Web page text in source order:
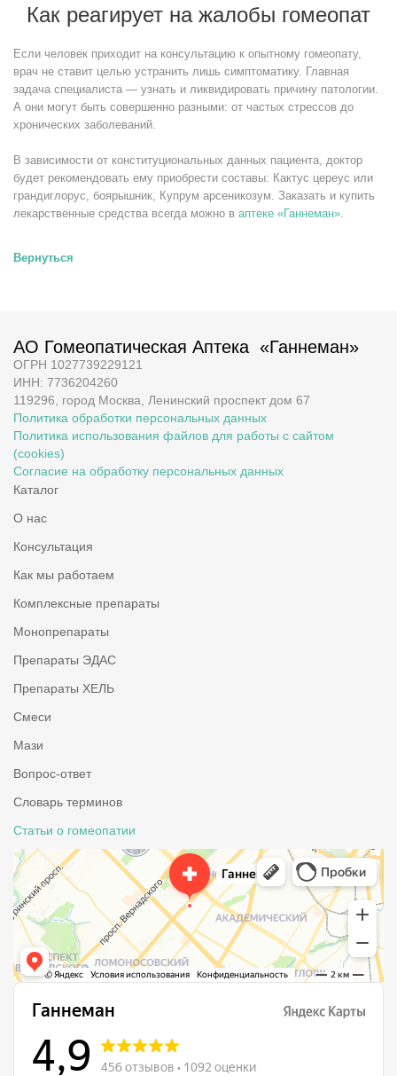
Как реагирует на жалобы гомеопат
Если человек приходит на консультацию к опытному гомеопату,
врач не ставит целью устранить лишь симптоматику. Главная
задача специалиста — узнать и ликвидировать причину патологии.
А они могут быть совершенно разными: от частых стрессов до
хронических заболеваний.
В зависимости от конституциональных данных пациента, доктор
будет рекомендовать ему приобрести составы: Кактус цереус или
грандиглорус, боярышник, Купрум арсеникозум. Заказать и купить
лекарственные средства всегда можно в аптеке «Ганнеман».
Вернуться
АО Гомеопатическая Аптека «Ганнеман»
ОГРН 1027739229121
ИНН: 7736204260
119296, город Москва, Ленинский проспект дом 67
Политика обработки персональных данных
Политика использования файлов для работы с сайтом
(cookies)
Согласие на обработку персональных данных
Каталог
О нас
Консультация
Как мы работаем
Комплексные препараты
Монопрепараты
Препараты ЭДАС
Препараты ХЕЛЬ
Смеси
Мази
Вопрос-ответ
Словарь терминов
Статьи о гомеопатии